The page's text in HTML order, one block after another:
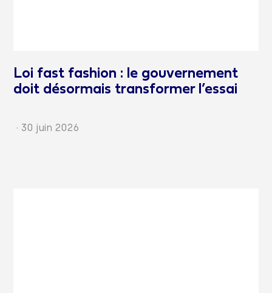
Loi fast fashion : le gouvernement
doit désormais transformer l’essai
· 30 juin 2026